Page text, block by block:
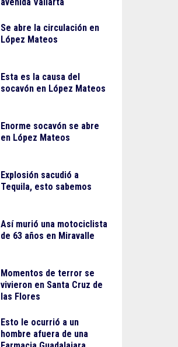
Se abre la circulación en
López Mateos
Esta es la causa del
socavón en López Mateos
Enorme socavón se abre
en López Mateos
Explosión sacudió a
Tequila, esto sabemos
Así murió una motociclista
de 63 años en Miravalle
Momentos de terror se
vivieron en Santa Cruz de
las Flores
Esto le ocurrió a un
hombre afuera de una